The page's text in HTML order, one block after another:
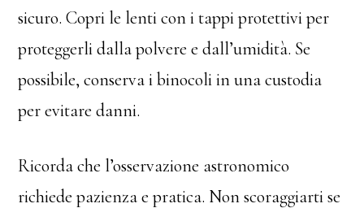
sicuro. Copri le lenti con i tappi protettivi per
proteggerli dalla polvere e dall’umidità. Se
possibile, conserva i binocoli in una custodia
per evitare danni.
Ricorda che l’osservazione astronomico
richiede pazienza e pratica. Non scoraggiarti se